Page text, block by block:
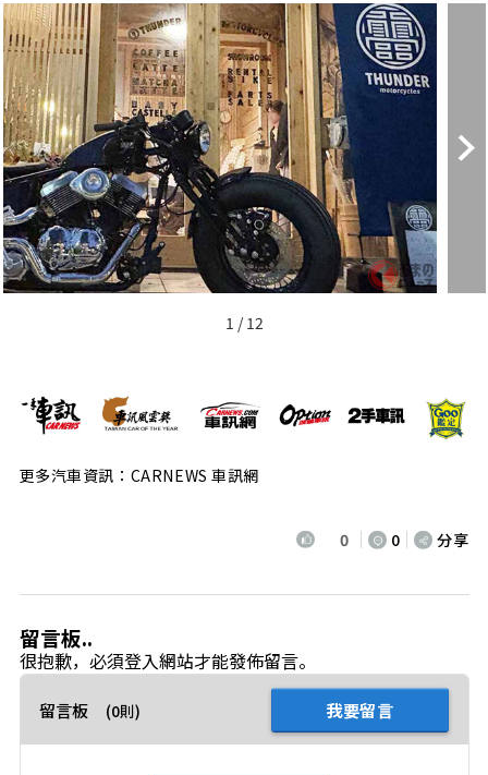
1 / 12
更多汽車資訊：CARNEWS 車訊網
0 0 分享
留言板..
很抱歉，必須登入網站才能發佈留言。
留言板 (0則) 我要留言